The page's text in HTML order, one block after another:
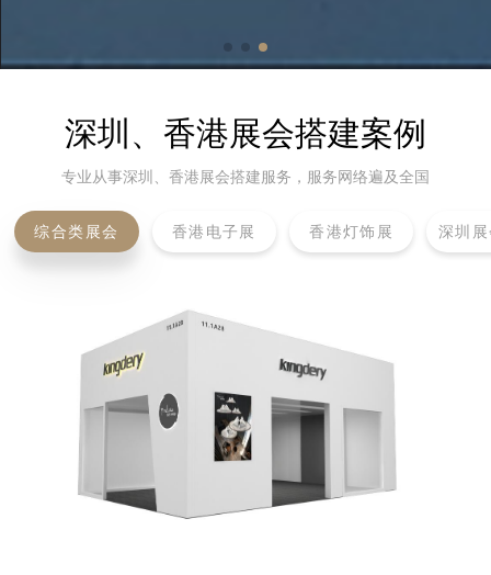
深圳、香港展会搭建案例
专业从事深圳、香港展会搭建服务，服务网络遍及全国
综合类展会 香港电子展 香港灯饰展 深圳